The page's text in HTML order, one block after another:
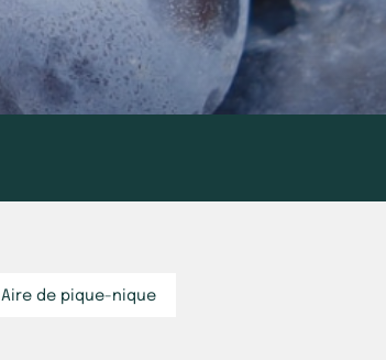
Aire de pique-nique